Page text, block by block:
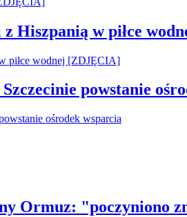
Hiszpanią w piłce
powstanie
Ormuz: "poczyniono